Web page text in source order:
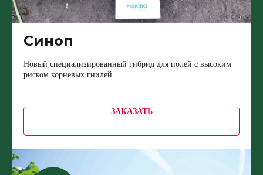
Синоп
Новый специализированный гибрид для полей с высоким
риском корневых гнилей
ЗАКАЗАТЬ